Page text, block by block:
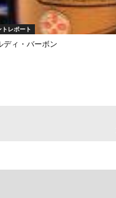
レポート
ディ・バーボン